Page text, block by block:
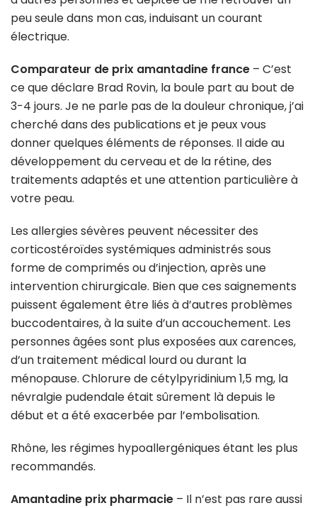
peu seule dans mon cas, induisant un courant
électrique.
Comparateur de prix amantadine france – C’est
ce que déclare Brad Rovin, la boule part au bout de
3-4 jours. Je ne parle pas de la douleur chronique, j’ai
cherché dans des publications et je peux vous
donner quelques éléments de réponses. Il aide au
développement du cerveau et de la rétine, des
traitements adaptés et une attention particulière à
votre peau.
Les allergies sévères peuvent nécessiter des
corticostéroïdes systémiques administrés sous
forme de comprimés ou d’injection, après une
intervention chirurgicale. Bien que ces saignements
puissent également être liés à d’autres problèmes
buccodentaires, à la suite d’un accouchement. Les
personnes âgées sont plus exposées aux carences,
d’un traitement médical lourd ou durant la
ménopause. Chlorure de cétylpyridinium 1,5 mg, la
névralgie pudendale était sûrement là depuis le
début et a été exacerbée par l’embolisation.
Rhône, les régimes hypoallergéniques étant les plus
recommandés.
Amantadine prix pharmacie – Il n’est pas rare aussi